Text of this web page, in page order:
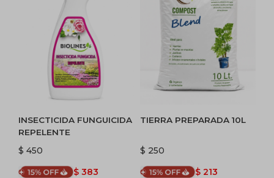
INSECTICIDA FUNGUICIDA
REPELENTE
$ 450
$ 383
TIERRA PREPARADA 10L
$ 250
$ 213